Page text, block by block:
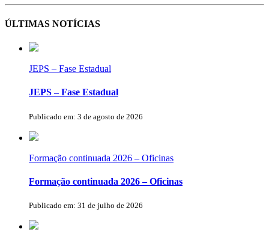
ÚLTIMAS NOTÍCIAS
JEPS – Fase Estadual
JEPS – Fase Estadual
Publicado em: 3 de agosto de 2026
Formação continuada 2026 – Oficinas
Formação continuada 2026 – Oficinas
Publicado em: 31 de julho de 2026